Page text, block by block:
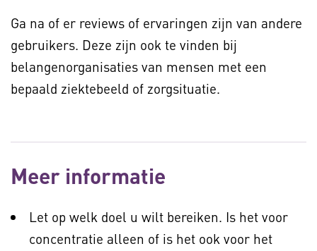
Ga na of er reviews of ervaringen zijn van andere
gebruikers. Deze zijn ook te vinden bij
belangenorganisaties van mensen met een
bepaald ziektebeeld of zorgsituatie.
Meer informatie
Let op welk doel u wilt bereiken. Is het voor
concentratie alleen of is het ook voor het